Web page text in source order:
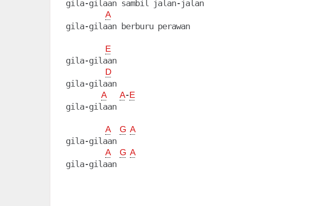
gila-gilaan sambil jalan-jalan
A
gila-gilaan berburu perawan
E
gila-gilaan
D
gila-gilaan
A A-E
gila-gilaan
A G A
gila-gilaan
A G A